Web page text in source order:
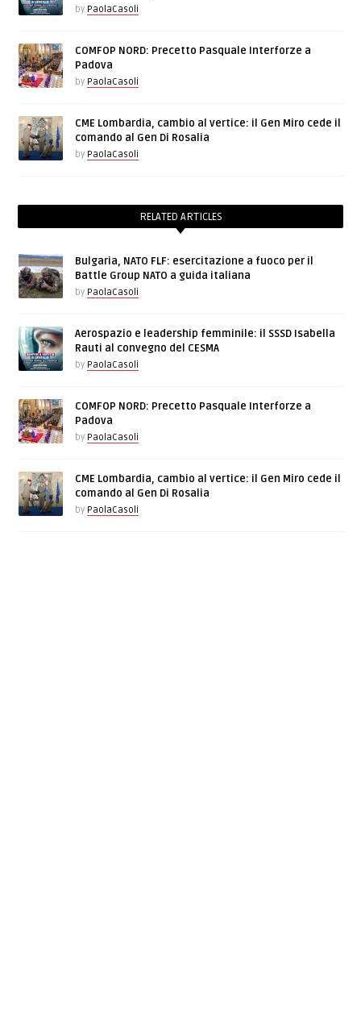
by PaolaCasoli
COMFOP NORD: Precetto Pasquale Interforze a
Padova
by PaolaCasoli
CME Lombardia, cambio al vertice: il Gen Miro cede il
comando al Gen Di Rosalia
by PaolaCasoli
RELATED ARTICLES
Bulgaria, NATO FLF: esercitazione a fuoco per il
Battle Group NATO a guida italiana
by PaolaCasoli
Aerospazio e leadership femminile: il SSSD Isabella
Rauti al convegno del CESMA
by PaolaCasoli
COMFOP NORD: Precetto Pasquale Interforze a
Padova
by PaolaCasoli
CME Lombardia, cambio al vertice: il Gen Miro cede il
comando al Gen Di Rosalia
by PaolaCasoli